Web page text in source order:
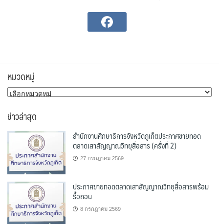
หมวดหมู่
หมวด
ข่าวล่าสุด
สำนักงานศึกษาธิการจังหวัดภูเก็ตประกาศขายทอด
ตลาดเสาสัญญาณวิทยุสื่อสาร (ครั้งที่ 2)
27 กรกฎาคม 2569
ประกาศขายทอดตลาดเสาสัญญาณวิทยุสื่อสารพร้อม
รื้อถอน
8 กรกฎาคม 2569